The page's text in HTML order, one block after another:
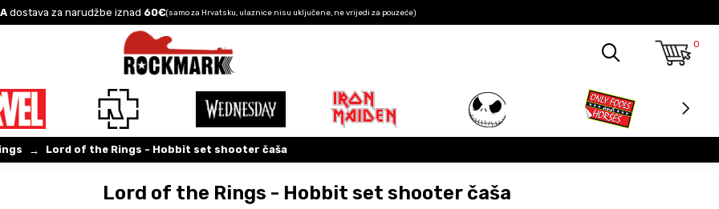
dostava za narudžbe iznad 60€(samo za Hrvatsku, ulaznice nisu uključene, ne vrijedi za pouzeće)
0
→ Lord of the Rings - Hobbit set shooter čaša
Lord of the Rings - Hobbit set shooter čaša